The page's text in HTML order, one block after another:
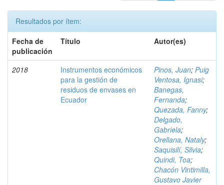
Resultados por ítem:
Fecha de
publicación
Título Autor(es)
2018
Instrumentos económicos
para la gestión de
residuos de envases en
Ecuador
Pinos, Juan; Puig
Ventosa, Ignasi;
Banegas,
Fernanda;
Quezada, Fanny;
Delgado,
Gabriela;
Orellana, Nataly;
Saquisilí, Silvia;
Quindi, Toa;
Chacón Vintimilla,
Gustavo Javier